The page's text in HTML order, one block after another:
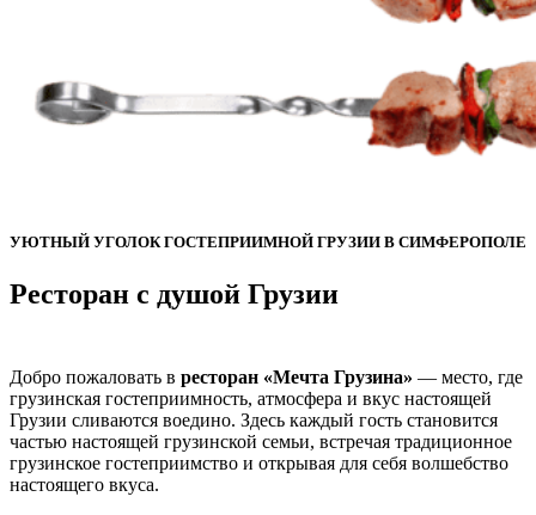
УЮТНЫЙ УГОЛОК ГОСТЕПРИИМНОЙ ГРУЗИИ В СИМФЕРОПОЛЕ
Ресторан с душой Грузии
Добро пожаловать в ресторан «Мечта Грузина» — место, где
грузинская гостеприимность, атмосфера и вкус настоящей
Грузии сливаются воедино. Здесь каждый гость становится
частью настоящей грузинской семьи, встречая традиционное
грузинское гостеприимство и открывая для себя волшебство
настоящего вкуса.